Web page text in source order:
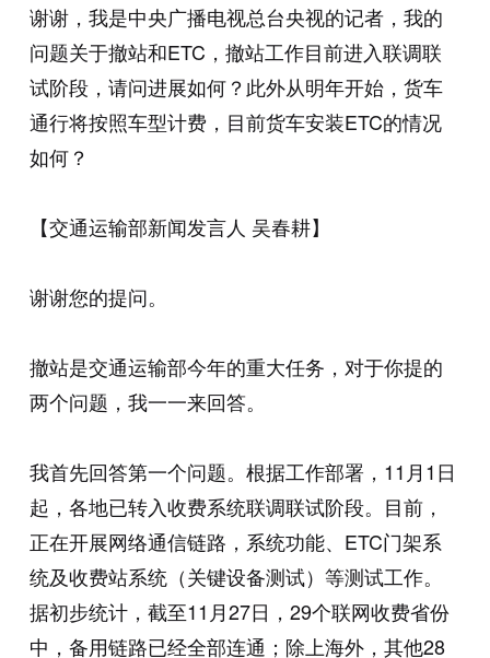
谢谢，我是中央广播电视总台央视的记者，我的
问题关于撤站和ETC，撤站工作目前进入联调联
试阶段，请问进展如何？此外从明年开始，货车
通行将按照车型计费，目前货车安装ETC的情况
如何？
【交通运输部新闻发言人 吴春耕】
谢谢您的提问。
撤站是交通运输部今年的重大任务，对于你提的
两个问题，我一一来回答。
我首先回答第一个问题。根据工作部署，11月1日
起，各地已转入收费系统联调联试阶段。目前，
正在开展网络通信链路，系统功能、ETC门架系
统及收费站系统（关键设备测试）等测试工作。
据初步统计，截至11月27日，29个联网收费省份
中，备用链路已经全部连通；除上海外，其他28